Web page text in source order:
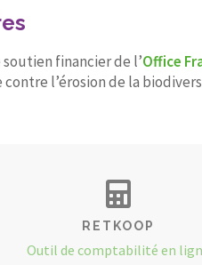
financier de l’Office
l’érosion de la
RETKOOP
Outil de comptabilité en